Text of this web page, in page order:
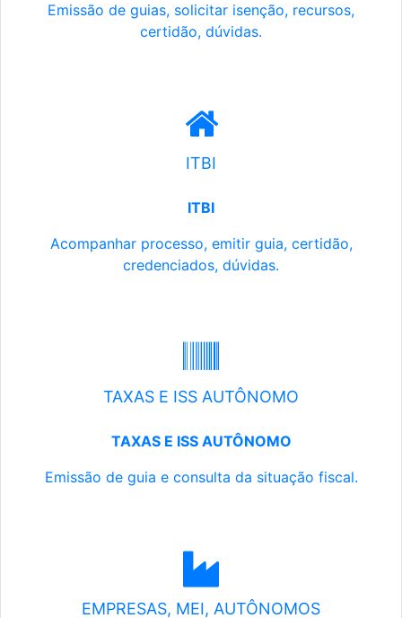
Emissão de guias, solicitar isenção, recursos,
certidão, dúvidas.
ITBI
ITBI
Acompanhar processo, emitir guia, certidão,
credenciados, dúvidas.
TAXAS E ISS AUTÔNOMO
TAXAS E ISS AUTÔNOMO
Emissão de guia e consulta da situação fiscal.
EMPRESAS, MEI, AUTÔNOMOS